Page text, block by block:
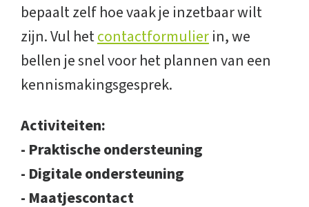
bepaalt zelf hoe vaak je inzetbaar wilt
zijn. Vul hetcontactformulierin, we
bellen je snel voor het plannen van een
kennismakingsgesprek.
Activiteiten:
- Praktische ondersteuning
- Digitale ondersteuning
- Maatjescontact